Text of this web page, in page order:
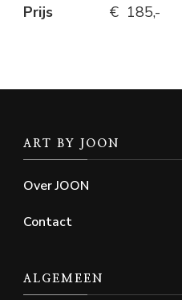
Prijs
€ 185,-
ART BY JOON
Over JOON
Contact
ALGEMEEN